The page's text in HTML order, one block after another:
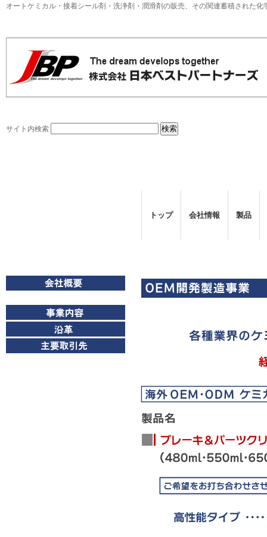
オートケミカル・接着シール剤・洗浄剤・潤滑剤の販売、その関連蓄積された
サイト内検索
製品
会社情報
トップ